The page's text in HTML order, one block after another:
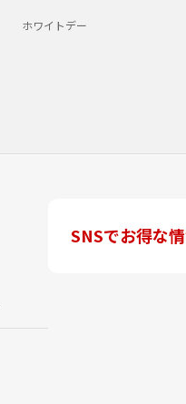
ホワイトデー
SNSでお得な